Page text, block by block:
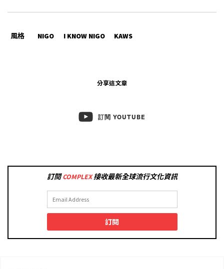
風格 NIGO I KNOW NIGO KAWS
分享這文章
訂閱 YOUTUBE
訂閱COMPLEX接收最新全球流行文化資訊
訂閱